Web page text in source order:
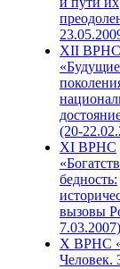
XII ВРНС
«Будущие
(20-
XI ВРНС
бедность:
вызовы
7.03.2007)
X ВРНС
Человек.